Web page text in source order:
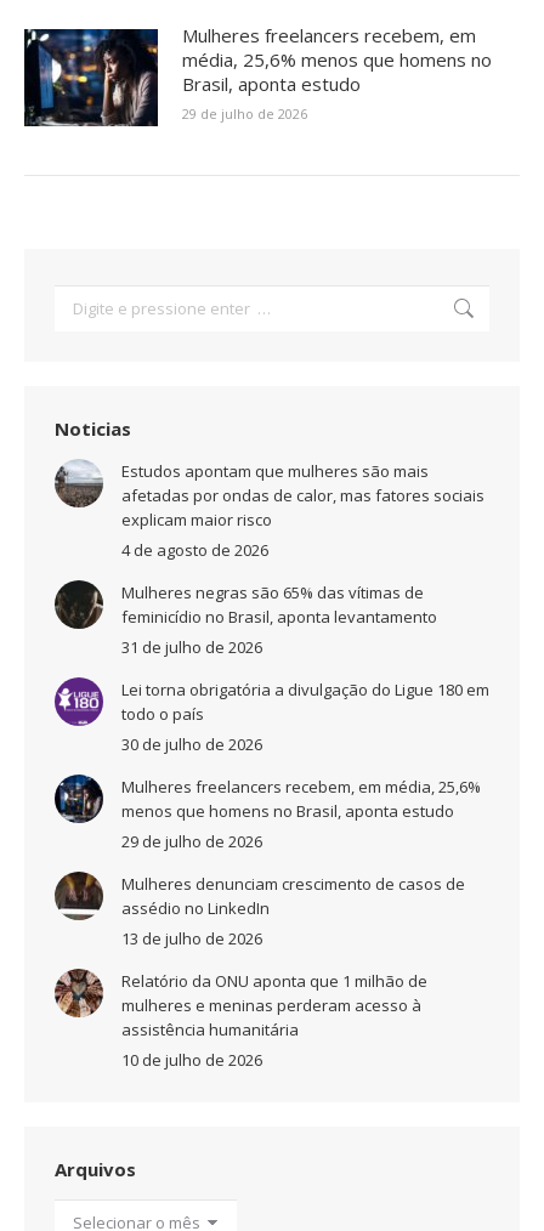
Mulheres freelancers recebem, em
média, 25,6% menos que homens no
Brasil, aponta estudo
29 de julho de 2026
Noticias
Estudos apontam que mulheres são mais
afetadas por ondas de calor, mas fatores sociais
explicam maior risco
4 de agosto de 2026
Mulheres negras são 65% das vítimas de
feminicídio no Brasil, aponta levantamento
31 de julho de 2026
Lei torna obrigatória a divulgação do Ligue 180 em
todo o país
30 de julho de 2026
Mulheres freelancers recebem, em média, 25,6%
menos que homens no Brasil, aponta estudo
29 de julho de 2026
Mulheres denunciam crescimento de casos de
assédio no LinkedIn
13 de julho de 2026
Relatório da ONU aponta que 1 milhão de
mulheres e meninas perderam acesso à
assistência humanitária
10 de julho de 2026
Arquivos